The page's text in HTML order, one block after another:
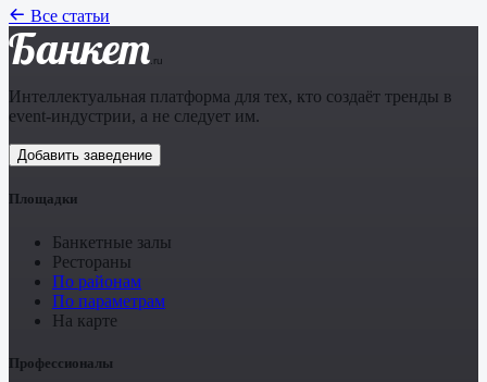
Все статьи
Банкет.ru
Интеллектуальная платформа для тех, кто создаёт тренды в
event-индустрии, а не следует им.
Добавить заведение
Площадки
Банкетные залы
Рестораны
По районам
По параметрам
На карте
Профессионалы